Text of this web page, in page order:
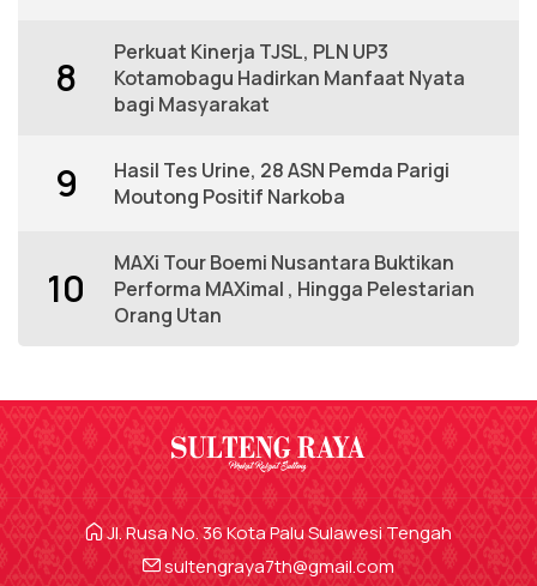
8
Perkuat Kinerja TJSL, PLN UP3
Kotamobagu Hadirkan Manfaat Nyata
bagi Masyarakat
9
Hasil Tes Urine, 28 ASN Pemda Parigi
Moutong Positif Narkoba
10
MAXi Tour Boemi Nusantara Buktikan
Performa MAXimal , Hingga Pelestarian
Orang Utan
Jl. Rusa No. 36 Kota Palu Sulawesi Tengah
sultengraya7th@gmail.com